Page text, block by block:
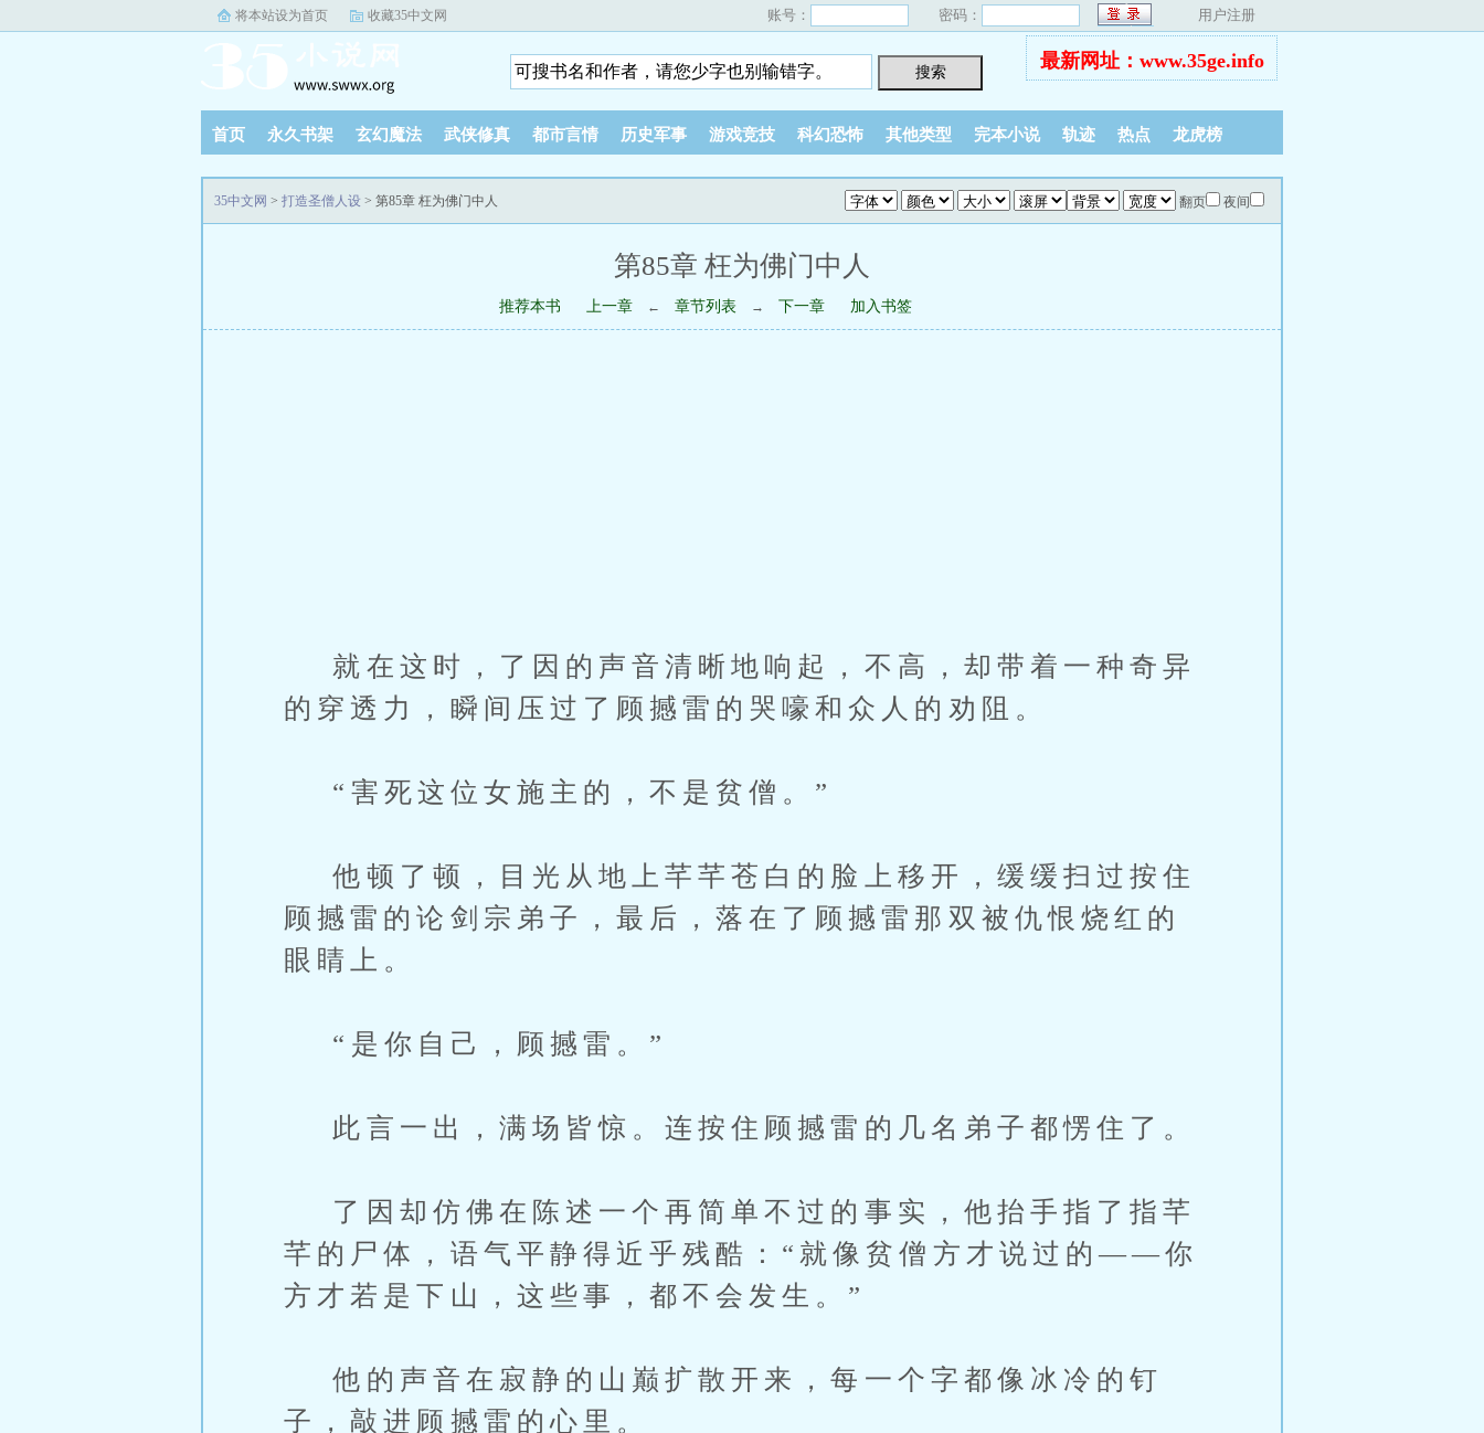
将本站设为首页 收藏35中文网 账号： 密码： 用户注册
最新网址：www.35ge.info
首页 永久书架 玄幻魔法 武侠修真 都市言情 历史军事 游戏竞技 科幻恐怖 其他类型 完本小说 轨迹 热点 龙虎榜
翻页 夜间
35中文网 > 打造圣僧人设 > 第85章 枉为佛门中人
第85章 枉为佛门中人
推荐本书 上一章 ← 章节列表 → 下一章 加入书签
就在这时，了因的声音清晰地响起，不高，却带着一种奇异
的穿透力，瞬间压过了顾撼雷的哭嚎和众人的劝阻。
“害死这位女施主的，不是贫僧。”
他顿了顿，目光从地上芊芊苍白的脸上移开，缓缓扫过按住
顾撼雷的论剑宗弟子，最后，落在了顾撼雷那双被仇恨烧红的
眼睛上。
“是你自己，顾撼雷。”
此言一出，满场皆惊。连按住顾撼雷的几名弟子都愣住了。
了因却仿佛在陈述一个再简单不过的事实，他抬手指了指芊
芊的尸体，语气平静得近乎残酷：“就像贫僧方才说过的——你
方才若是下山，这些事，都不会发生。”
他的声音在寂静的山巅扩散开来，每一个字都像冰冷的钉
子，敲进顾撼雷的心里。